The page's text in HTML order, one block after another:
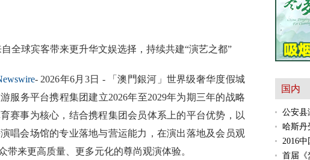
全球宾客带来更升华文娱选择，持续共建“演艺之都”
- 2026年6月3日 - 「澳門銀河」世界级奢华度假城
服务平台携程集团建立2026年至2029年为期三年的战略
赛事为核心，结合携程集团会员体系上的平台优势，以
唱会场馆的专业落地与营运能力，在演出落地及会员观
带来更高质量、更多元化的尊尚观演体验。
国内
公安县
哈斯丹
2016
首届《